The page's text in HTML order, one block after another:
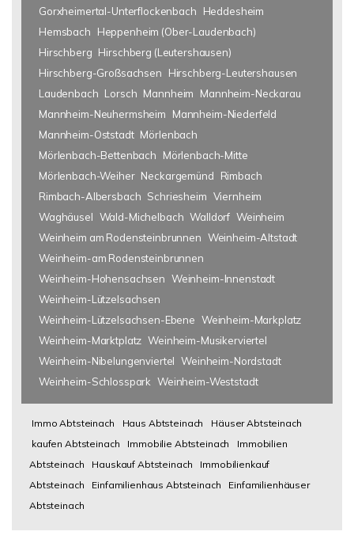
Gorxheimertal-Unterflockenbach
Heddesheim
Hemsbach
Heppenheim (Ober-Laudenbach)
Hirschberg Hirschberg (Leutershausen)
Hirschberg-Großsachsen
Hirschberg-Leutershausen
Laudenbach Lorsch Mannheim
Mannheim-Neckarau
Mannheim-Neuhermsheim
Mannheim-Niederfeld
Mannheim-Oststadt Mörlenbach
Mörlenbach-Bettenbach
Mörlenbach-Mitte
Mörlenbach-Weiher Neckargemünd
Rimbach
Rimbach-Albersbach Schriesheim Viernheim
Waghäusel Wald-Michelbach Walldorf Weinheim
Weinheim am Rodensteinbrunnen Weinheim-Altstadt
Weinheim-am Rodensteinbrunnen
Weinheim-Hohensachsen Weinheim-Innenstadt
Weinheim-Lützelsachsen
Weinheim-Lützelsachsen-Ebene Weinheim-Markplatz
Weinheim-Marktplatz Weinheim-Musikerviertel
Weinheim-Nibelungenviertel Weinheim-Nordstadt
Weinheim-Schlosspark Weinheim-Weststadt
Immo Abtsteinach Haus Abtsteinach
Häuser Abtsteinach
kaufen Abtsteinach
Immobilie Abtsteinach
Immobilien
Abtsteinach
Hauskauf Abtsteinach
Immobilienkauf
Abtsteinach
Einfamilienhaus Abtsteinach
Einfamilienhäuser
Abtsteinach